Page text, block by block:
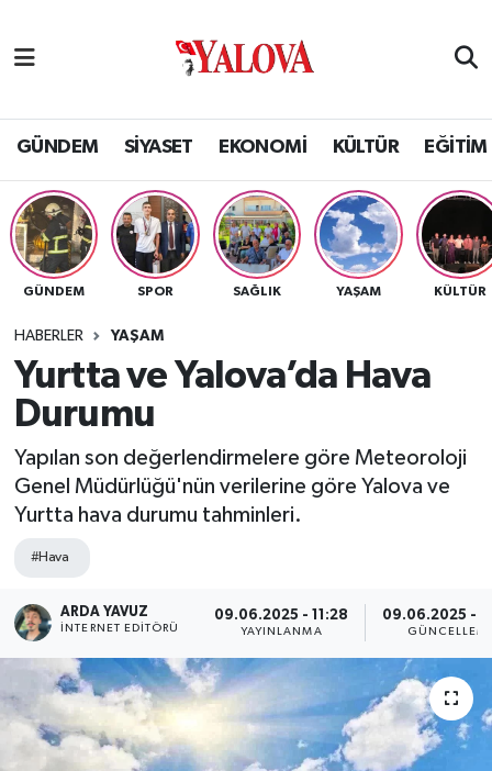
GÜNDEM SİYASET EKONOMİ KÜLTÜR EĞİTİM
GÜNDEM SPOR SAĞLIK YAŞAM KÜLTÜR
HABERLER YAŞAM
Yurtta ve Yalova’da Hava
Durumu
Yapılan son değerlendirmelere göre Meteoroloji
Genel Müdürlüğü'nün verilerine göre Yalova ve
Yurtta hava durumu tahminleri.
#Hava
ARDA YAVUZ
İNTERNET EDITÖRÜ
09.06.2025 - 11:28
YAYINLANMA
09.06.2025 -
SİYASET
EKONOMİ
KÜLTÜR
BİLİM VE TEKNOLOJİ
ASAYİŞ
SAĞLIK
RESMİ İLAN
Yalova Nöbetçi Eczaneler
Yalova Hava Durumu
Yalova Namaz Vakitleri
Yalova Trafik Yoğunluk Haritası
Tüm Manşetler
Son Dakika Haberleri
Haber Arşivi